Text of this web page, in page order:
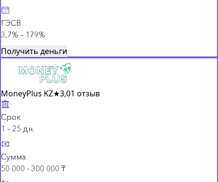
ГЭСВ
3,7% – 179%
Получить деньги
MoneyPlus KZ★3,01 отзыв
Срок
1 – 25 дн.
Сумма
50 000 - 300 000 ₸